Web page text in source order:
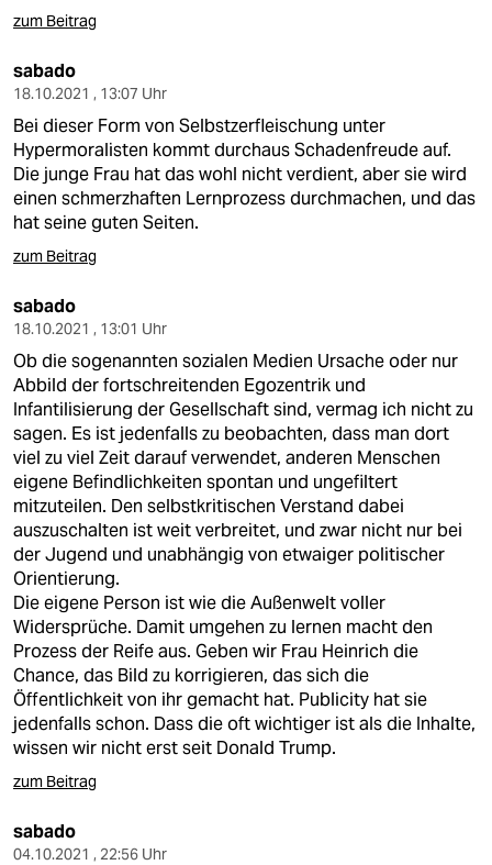
zum Beitrag
sabado
18.10.2021 , 13:07 Uhr
Bei dieser Form von Selbstzerfleischung unter
Hypermoralisten kommt durchaus Schadenfreude auf.
Die junge Frau hat das wohl nicht verdient, aber sie wird
einen schmerzhaften Lernprozess durchmachen, und das
hat seine guten Seiten.
zum Beitrag
sabado
18.10.2021 , 13:01 Uhr
Ob die sogenannten sozialen Medien Ursache oder nur
Abbild der fortschreitenden Egozentrik und
Infantilisierung der Gesellschaft sind, vermag ich nicht zu
sagen. Es ist jedenfalls zu beobachten, dass man dort
viel zu viel Zeit darauf verwendet, anderen Menschen
eigene Befindlichkeiten spontan und ungefiltert
mitzuteilen. Den selbstkritischen Verstand dabei
auszuschalten ist weit verbreitet, und zwar nicht nur bei
der Jugend und unabhängig von etwaiger politischer
Orientierung.
Die eigene Person ist wie die Außenwelt voller
Widersprüche. Damit umgehen zu lernen macht den
Prozess der Reife aus. Geben wir Frau Heinrich die
Chance, das Bild zu korrigieren, das sich die
Öffentlichkeit von ihr gemacht hat. Publicity hat sie
jedenfalls schon. Dass die oft wichtiger ist als die Inhalte,
wissen wir nicht erst seit Donald Trump.
zum Beitrag
sabado
04.10.2021 , 22:56 Uhr